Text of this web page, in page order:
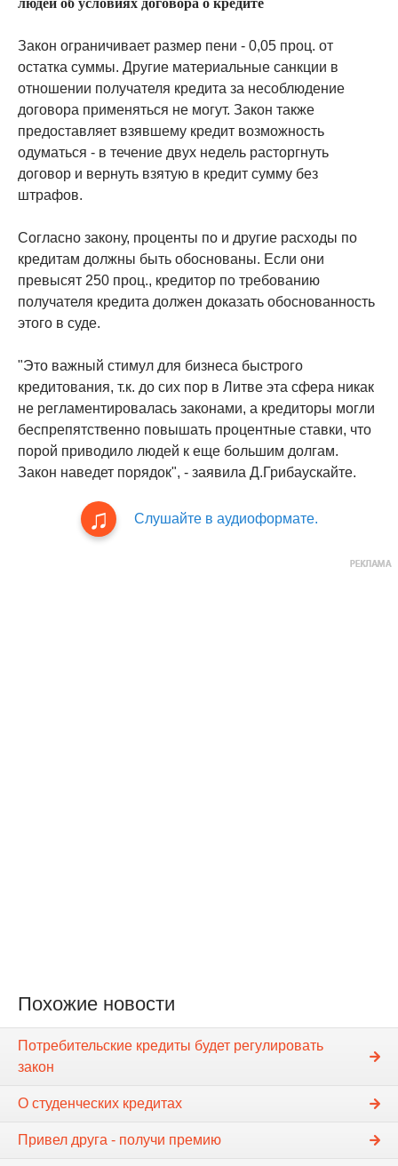
Закон ограничивает размер пени - 0,05 проц. от
остатка суммы. Другие материальные санкции в
отношении получателя кредита за несоблюдение
договора применяться не могут. Закон также
предоставляет взявшему кредит возможность
одуматься - в течение двух недель расторгнуть
договор и вернуть взятую в кредит сумму без
штрафов.
Согласно закону, проценты по и другие расходы по
кредитам должны быть обоснованы. Если они
превысят 250 проц., кредитор по требованию
получателя кредита должен доказать обоснованность
этого в суде.
"Это важный стимул для бизнеса быстрого
кредитования, т.к. до сих пор в Литве эта сфера никак
не регламентировалась законами, а кредиторы могли
беспрепятственно повышать процентные ставки, что
порой приводило людей к еще большим долгам.
Закон наведет порядок", - заявила Д.Грибаускайте.
Слушайте в аудиоформате.
Похожие новости
Потребительские кредиты будет регулировать
закон
О студенческих кредитах
Привел друга - получи премию